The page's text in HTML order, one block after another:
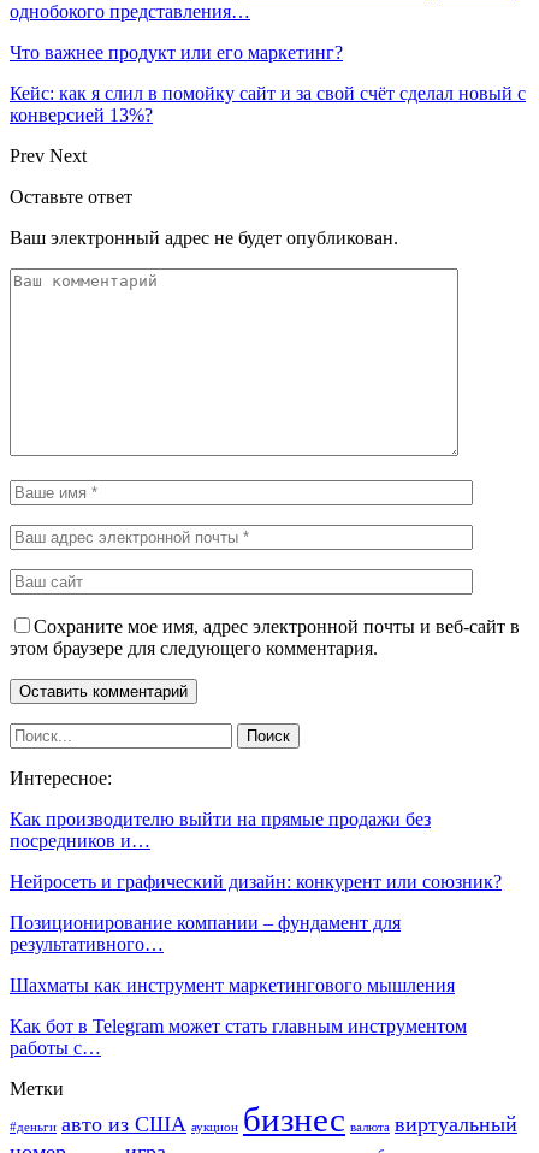
однобокого представления…
Что важнее продукт или его маркетинг?
Кейс: как я слил в помойку сайт и за свой счёт сделал новый с
конверсией 13%?
Prev Next
Оставьте ответ
Ваш электронный адрес не будет опубликован.
Сохраните мое имя, адрес электронной почты и веб-сайт в
этом браузере для следующего комментария.
Интересное:
Как производителю выйти на прямые продажи без
посредников и…
Нейросеть и графический дизайн: конкурент или союзник?
Позиционирование компании – фундамент для
результативного…
Шахматы как инструмент маркетингового мышления
Как бот в Telegram может стать главным инструментом
работы с…
Метки
#деньги авто из США аукцион бизнес валюта виртуальный